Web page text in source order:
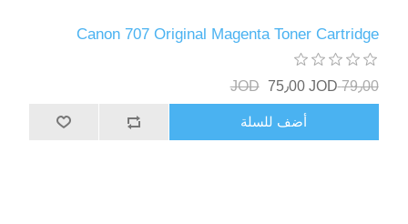
Canon 707 Original Magenta Toner Cartridge
79٫00 JOD 75٫00 JOD
أضف للسلة